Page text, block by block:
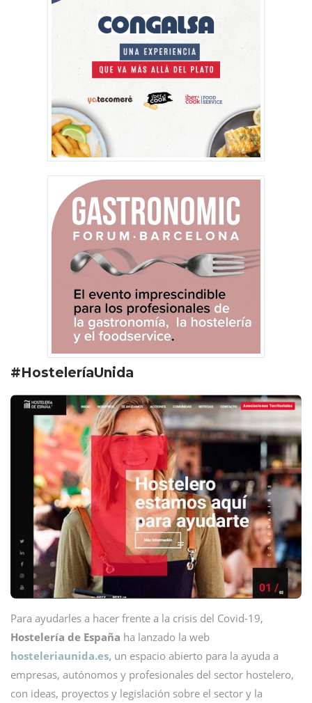
#HosteleríaUnida
Para ayudarles a hacer frente a la crisis del Covid-19,
Hostelería de España ha lanzado la web
hosteleriaunida.es, un espacio abierto para la ayuda a
empresas, autónomos y profesionales del sector hostelero,
con ideas, proyectos y legislación sobre el sector y la